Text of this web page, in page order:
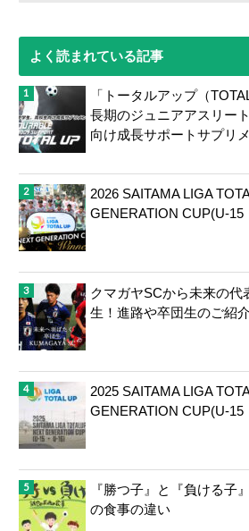
よく読まれている記事
「トータルアップ（
長期のジュニアアスリー
向け成長サポートサプリ
2026 SAITAMA LIGA
GENERATION CUP(U-15
クマガヤSCから未来の代
生！進路や卒団生のご紹介
2025 SAITAMA LIGA
GENERATION CUP(U-15
『勝つ子』と『負ける子
の食事の違い